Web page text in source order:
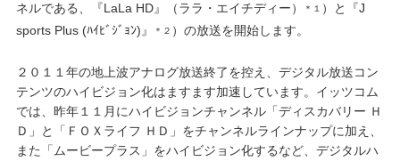
ネルである、『LaLa HD』（ララ・エイチディー）
＊１ ）と『J
sports Plus (ﾊｲﾋﾞｼﾞｮﾝ)』
＊２ ）の放送を開始します。
２０１１年の地上波アナログ放送終了を控え、デジタル放送コン
テンツのハイビジョン化はますます加速しています。イッツコム
では、昨年１１月にハイビジョンチャンネル「ディスカバリー Ｈ
Ｄ」と「ＦＯＸライフ ＨＤ」をチャンネルラインナップに加え、
また「ムービープラス」をハイビジョン化するなど、デジタルハ